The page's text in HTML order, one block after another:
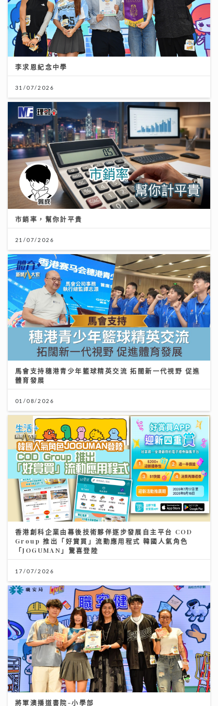
李求恩紀念中學
31/07/2026
市銷率，幫你計平貴
21/07/2026
馬會支持穗港青少年籃球精英交流 拓闊新一代視野 促進
體育發展
01/08/2026
香港創科企業由幕後技術夥伴逐步發展自主平台 COD
Group 推出「好賞買」流動應用程式 韓國人氣角色
「JOGUMAN」驚喜登陸
17/07/2026
將軍澳播道書院-小學部